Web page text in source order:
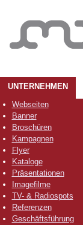
UNTERNEHMEN
Webseiten
Banner
Broschüren
Kampagnen
Flyer
Kataloge
Präsentationen
Imagefilme
TV- & Radiospots
Referenzen
Geschäftsführung